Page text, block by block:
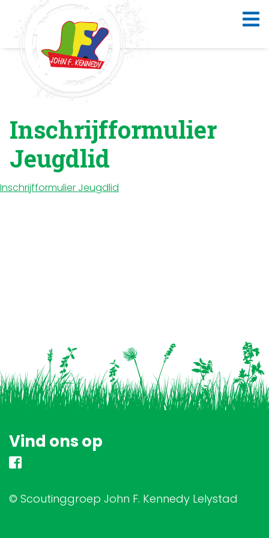
Inschrijfformulier
Jeugdlid
Inschrijfformulier Jeugdlid
Vind ons op
© Scoutinggroep John F. Kennedy Lelystad